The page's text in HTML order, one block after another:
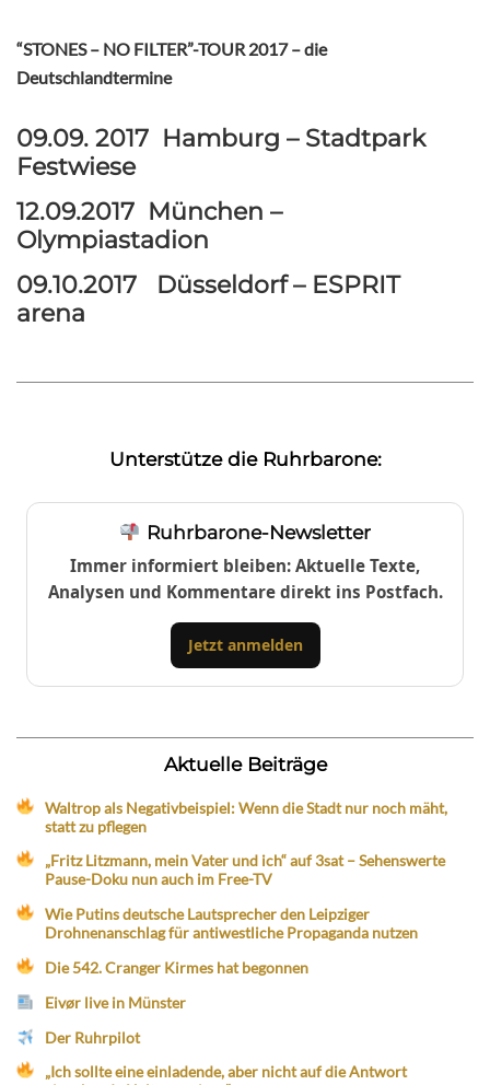
“STONES – NO FILTER”-TOUR 2017 – die
Deutschlandtermine
09.09. 2017 Hamburg – Stadtpark
Festwiese
12.09.2017 München –
Olympiastadion
09.10.2017 Düsseldorf – ESPRIT
arena
Unterstütze die Ruhrbarone:
Ruhrbarone-Newsletter
Immer informiert bleiben: Aktuelle Texte,
Analysen und Kommentare direkt ins Postfach.
Jetzt anmelden
Aktuelle Beiträge
Waltrop als Negativbeispiel: Wenn die Stadt nur noch mäht,
statt zu pflegen
„Fritz Litzmann, mein Vater und ich“ auf 3sat – Sehenswerte
Pause-Doku nun auch im Free-TV
Wie Putins deutsche Lautsprecher den Leipziger
Drohnenanschlag für antiwestliche Propaganda nutzen
Die 542. Cranger Kirmes hat begonnen
Eivør live in Münster
Der Ruhrpilot
„Ich sollte eine einladende, aber nicht auf die Antwort